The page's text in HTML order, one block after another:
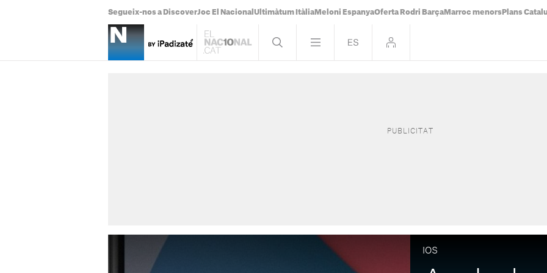
Segueix-nos a DiscoverJoc El Nacional Ultimàtum Itàlia Meloni EspanyaOferta Rodri Barça Marroc menors Plans
IOS